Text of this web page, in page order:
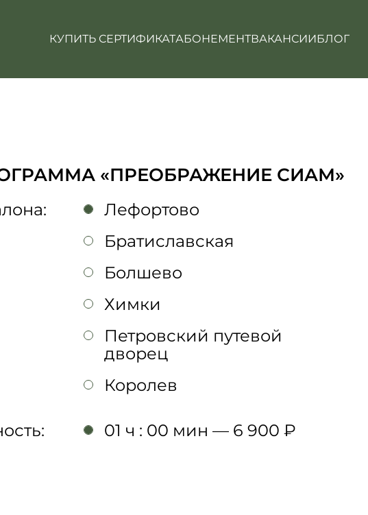
КУПИТЬ СЕРТИФИКАТАБОНЕМЕНТВАКАНСИИБЛОГ
«ПРЕОБРАЖЕНИЕ СИАМ»
Лефортово
Братиславская
Болшево
Химки
Петровский путевой
дворец
Королев
01 ч : 00 мин — 6 900 ₽